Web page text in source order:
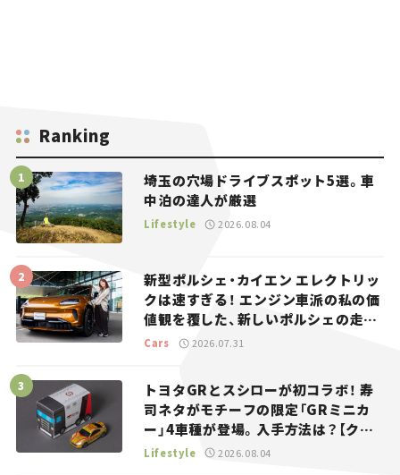
Ranking
埼玉の穴場ドライブスポット5選。車
中泊の達人が厳選
Lifestyle 2026.08.04
新型ポルシェ・カイエン エレクトリッ
クは速すぎる！ エンジン車派の私の価
値観を覆した、新しいポルシェの走
り。
Cars 2026.07.31
トヨタGRとスシローが初コラボ！ 寿
司ネタがモチーフの限定「GRミニカ
ー」4車種が登場。入手方法は？【クル
マとホビー】
Lifestyle 2026.08.04